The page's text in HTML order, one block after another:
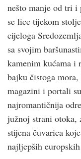
nešto manje od tri
se lice tijekom
cijeloga
sa svojim
kamenim kućama i
bajku čistoga
magazini i portali
najromantičnija
južnoj strani otoka,
stijena čuvarica
najljepših